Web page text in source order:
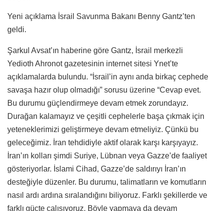
Yeni açıklama İsrail Savunma Bakanı Benny Gantz’ten
geldi.
Şarkul Avsat’ın haberine göre Gantz, İsrail merkezli
Yedioth Ahronot gazetesinin internet sitesi Ynet’te
açıklamalarda bulundu. “İsrail’in aynı anda birkaç cephede
savaşa hazır olup olmadığı” sorusu üzerine “Cevap evet.
Bu durumu güçlendirmeye devam etmek zorundayız.
Durağan kalamayız ve çeşitli cephelerle başa çıkmak için
yeteneklerimizi geliştirmeye devam etmeliyiz. Çünkü bu
geleceğimiz. İran tehdidiyle aktif olarak karşı karşıyayız.
İran’ın kolları şimdi Suriye, Lübnan veya Gazze’de faaliyet
gösteriyorlar. İslami Cihad, Gazze’de saldırıyı İran’ın
desteğiyle düzenler. Bu durumu, talimatların ve komutların
nasıl ardı ardına sıralandığını biliyoruz. Farklı şekillerde ve
farklı güçte çalışıyoruz. Böyle yapmaya da devam